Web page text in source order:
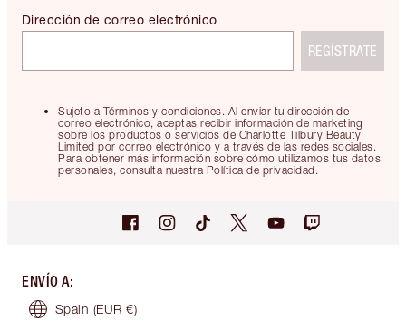
Sujeto a Términos y condiciones. Al enviar tu dirección de
correo electrónico, aceptas recibir información de marketing
sobre los productos o servicios de Charlotte Tilbury Beauty
Limited por correo electrónico y a través de las redes sociales.
Para obtener más información sobre cómo utilizamos tus datos
personales, consulta nuestra Política de privacidad.
Dirección de correo electrónico
REGÍSTRATE
ENVÍO A:
Spain (EUR €)